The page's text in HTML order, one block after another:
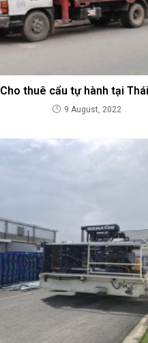
Cho thuê cẩu tự hành tại
9 August, 2022